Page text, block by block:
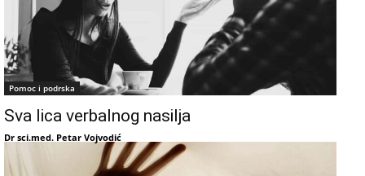
Pomoc i podrska
Sva lica verbalnog nasilja
Dr sci.med. Petar Vojvodić